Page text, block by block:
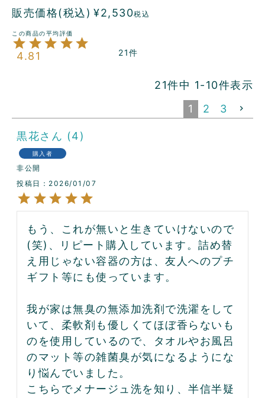
販売価格(税込) ¥2,530税込
4.81 21
21件中 1-10件表示
1
2 3
黒花 4
購入者
非公開
投稿日
2026/01/07
もう、これが無いと生きていけないので
(笑)、リピート購入しています。詰め替
え用じゃない容器の方は、友人へのプチ
ギフト等にも使っています。
我が家は無臭の無添加洗剤で洗濯をして
いて、柔軟剤も優しくてほぼ香らないも
のを使用しているので、タオルやお風呂
のマット等の雑菌臭が気になるようにな
り悩んでいました。
こちらでメナージュ洗を知り、半信半疑